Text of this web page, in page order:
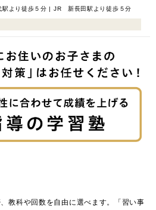
より徒歩５分 | JR 新長田駅より徒歩５分
教科や回数を自由に選べます。「習い事